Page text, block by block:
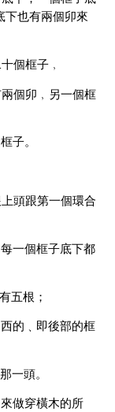
下也有兩個卯來
個框子﹐
個卯﹐另一個框
子。
頭跟第一個環合
一個框子底下都
五根；
的﹑即後部的框
一頭。
做穿橫木的所